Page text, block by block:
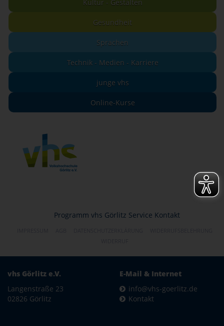
Kultur - Gestalten
Gesundheit
Sprachen
Technik - Medien - Karriere
junge vhs
Online-Kurse
Programm vhs Görlitz Service Kontakt
vhs Görlitz e.V.
Langenstraße 23
02826 Görlitz
E-Mail & Internet
info@vhs-goerlitz.de
Kontakt